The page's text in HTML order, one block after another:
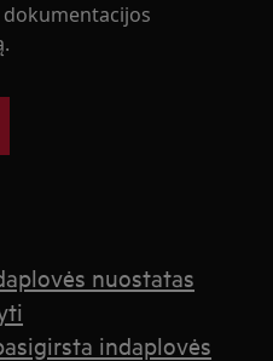
nuostatas
indaplovės